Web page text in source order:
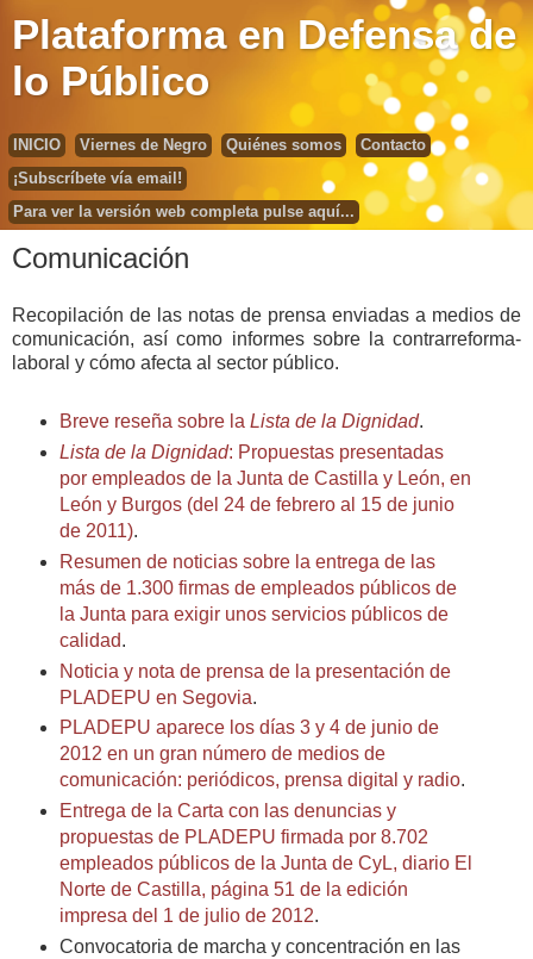
Plataforma en Defensa de
lo Público
INICIO Viernes de Negro Quiénes somos
Contacto
¡Subscríbete vía email!
Para ver la versión web completa pulse aquí...
Comunicación
Recopilación de las notas de prensa enviadas a medios de
comunicación, así como informes sobre la contrarreforma-
laboral y cómo afecta al sector público.
Breve reseña sobre la Lista de la Dignidad.
Lista de la Dignidad: Propuestas presentadas
por empleados de la Junta de Castilla y León, en
León y Burgos (del 24 de febrero al 15 de junio
de 2011).
Resumen de noticias sobre la entrega de las
más de 1.300 firmas de empleados públicos de
la Junta para exigir unos servicios públicos de
calidad.
Noticia y nota de prensa de la presentación de
PLADEPU en Segovia.
PLADEPU aparece los días 3 y 4 de junio de
2012 en un gran número de medios de
comunicación: periódicos, prensa digital y radio.
Entrega de la Carta con las denuncias y
propuestas de PLADEPU firmada por 8.702
empleados públicos de la Junta de CyL, diario El
Norte de Castilla, página 51 de la edición
impresa del 1 de julio de 2012.
Convocatoria de marcha y concentración en las